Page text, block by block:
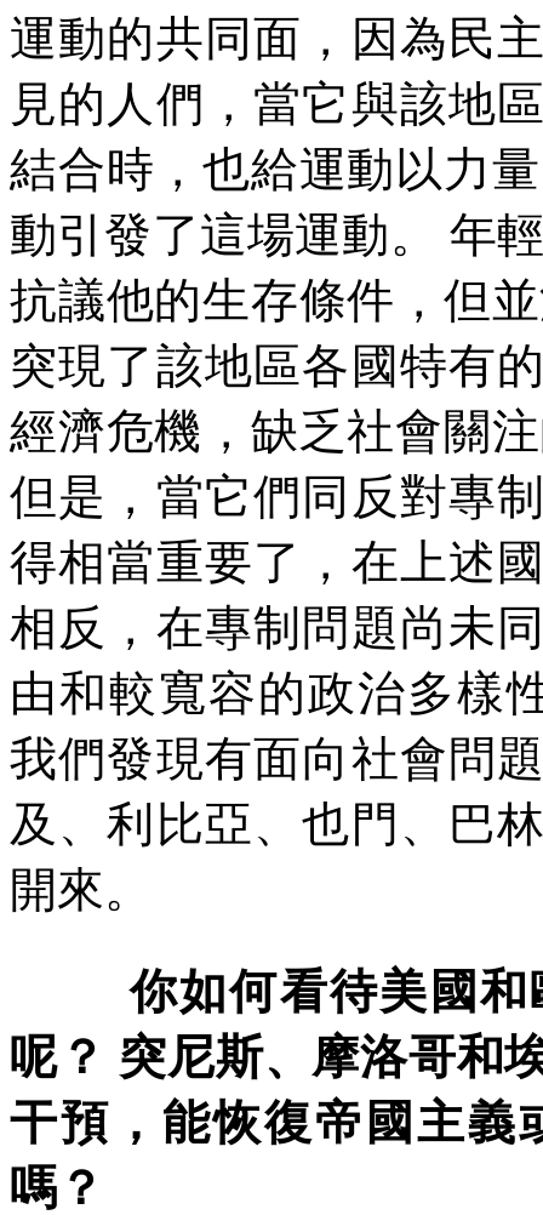
運動的共同面，因為民
見的人們，當它與該地
結合時，也給運動以力
動引發了這場運動。
年
抗議他的生存條件，但
突現了該地區各國特有
經濟危機，缺乏社會關
但是，當它們同反對專
得相當重要了，在上述
相反，在專制問題尚未
由和較寬容的政治多樣
我們發現有面向社會問
及、利比亞、也門、巴
開來。
你如何看待美國
呢？ 突尼斯、摩洛哥和
干預，能恢復帝國主義
嗎？